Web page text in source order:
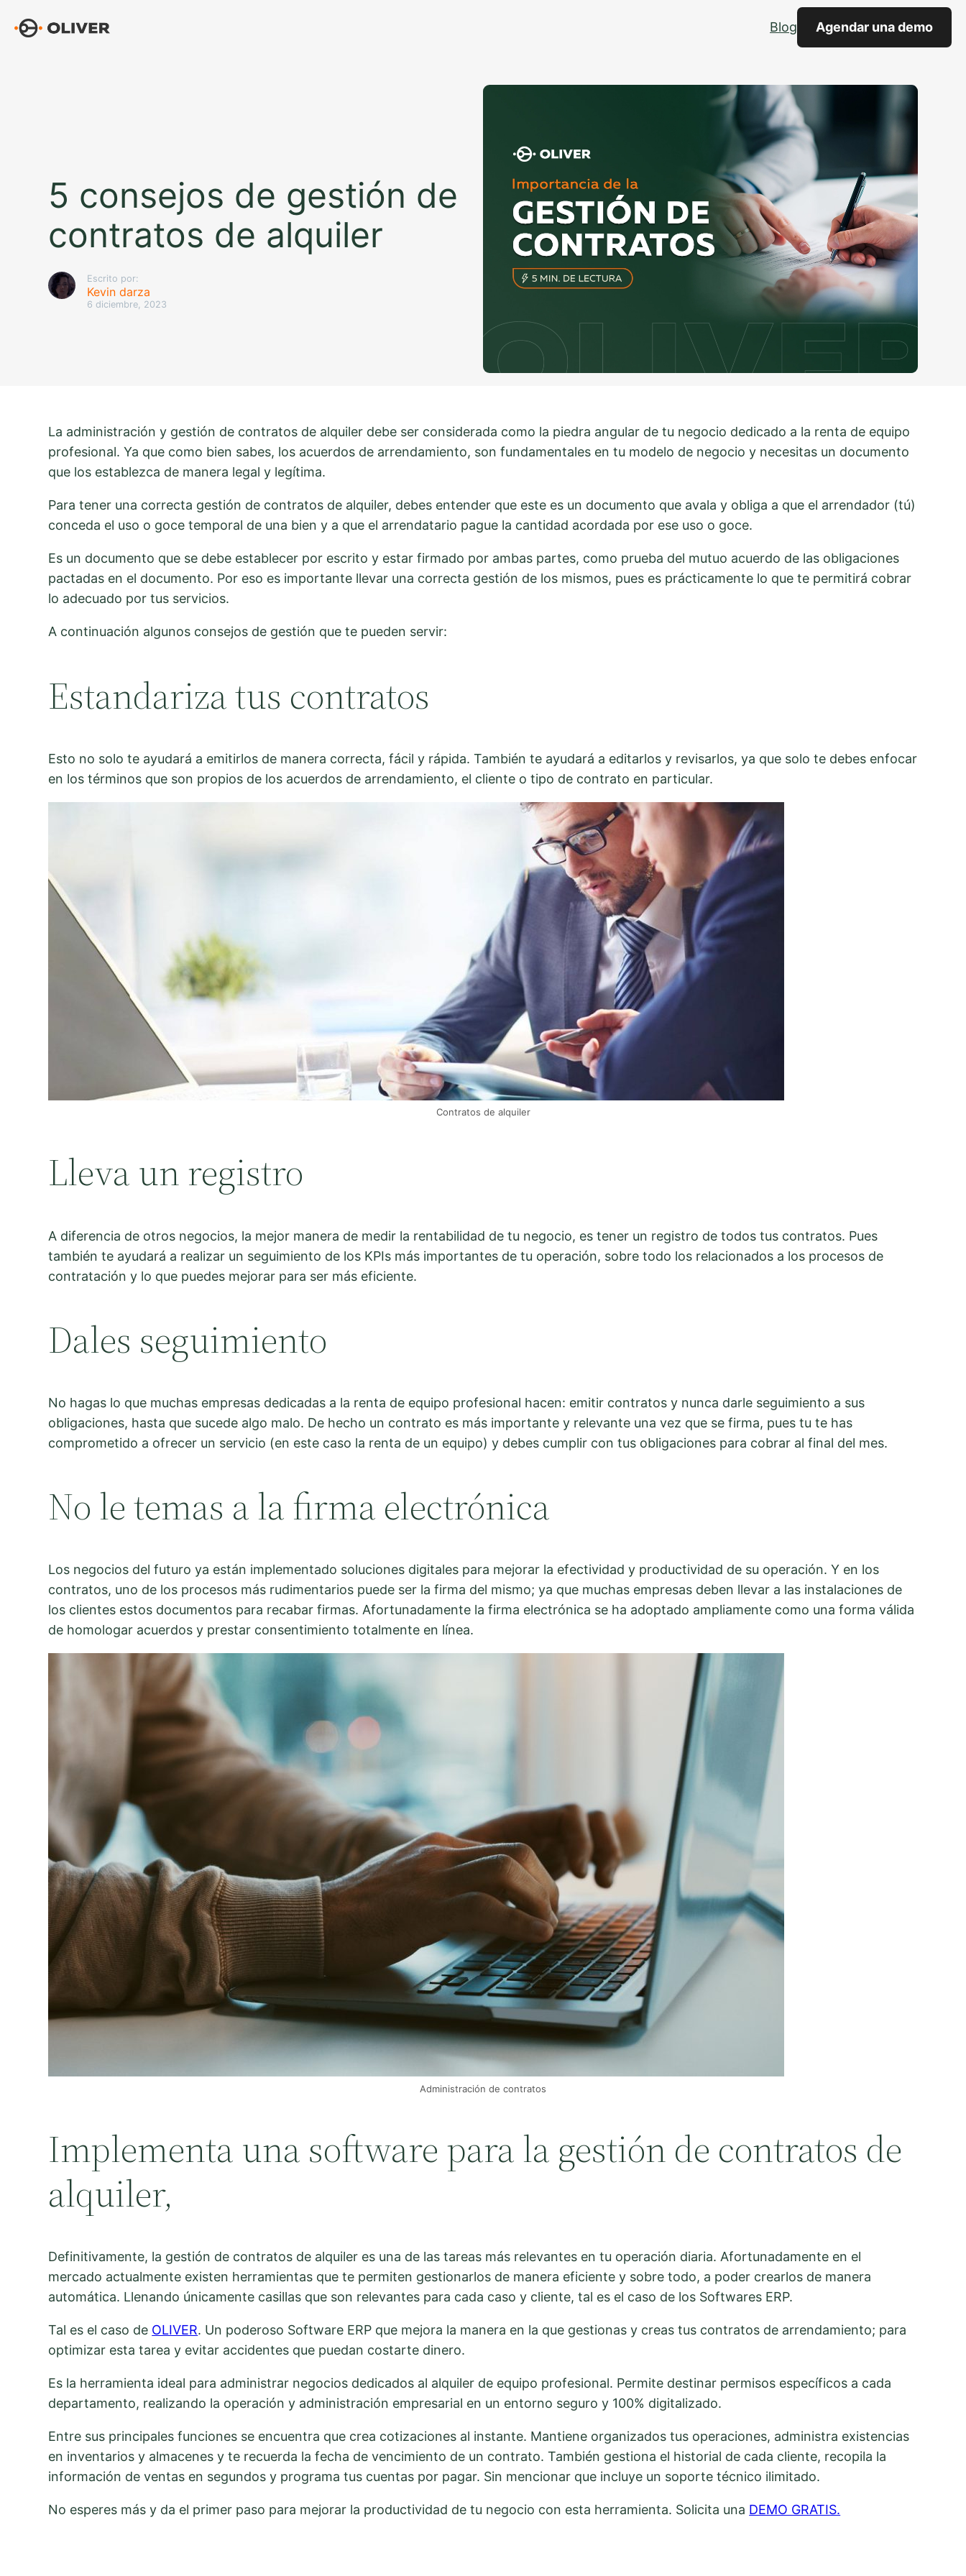
Blog Agendar una demo
5 consejos de gestión de
contratos de alquiler
Escrito por:
Kevin darza
6 diciembre, 2023
La administración y gestión de contratos de alquiler debe ser considerada como la piedra angular de tu negocio dedicado a la renta de equipo
profesional. Ya que como bien sabes, los acuerdos de arrendamiento, son fundamentales en tu modelo de negocio y necesitas un documento
que los establezca de manera legal y legítima.
Para tener una correcta gestión de contratos de alquiler, debes entender que este es un documento que avala y obliga a que el arrendador (tú)
conceda el uso o goce temporal de una bien y a que el arrendatario pague la cantidad acordada por ese uso o goce.
Es un documento que se debe establecer por escrito y estar firmado por ambas partes, como prueba del mutuo acuerdo de las obligaciones
pactadas en el documento. Por eso es importante llevar una correcta gestión de los mismos, pues es prácticamente lo que te permitirá cobrar
lo adecuado por tus servicios.
A continuación algunos consejos de gestión que te pueden servir:
Estandariza tus contratos
Esto no solo te ayudará a emitirlos de manera correcta, fácil y rápida. También te ayudará a editarlos y revisarlos, ya que solo te debes enfocar
en los términos que son propios de los acuerdos de arrendamiento, el cliente o tipo de contrato en particular.
Contratos de alquiler
Lleva un registro
A diferencia de otros negocios, la mejor manera de medir la rentabilidad de tu negocio, es tener un registro de todos tus contratos. Pues
también te ayudará a realizar un seguimiento de los KPIs más importantes de tu operación, sobre todo los relacionados a los procesos de
contratación y lo que puedes mejorar para ser más eficiente.
Dales seguimiento
No hagas lo que muchas empresas dedicadas a la renta de equipo profesional hacen: emitir contratos y nunca darle seguimiento a sus
obligaciones, hasta que sucede algo malo. De hecho un contrato es más importante y relevante una vez que se firma, pues tu te has
comprometido a ofrecer un servicio (en este caso la renta de un equipo) y debes cumplir con tus obligaciones para cobrar al final del mes.
No le temas a la firma electrónica
Los negocios del futuro ya están implementado soluciones digitales para mejorar la efectividad y productividad de su operación. Y en los
contratos, uno de los procesos más rudimentarios puede ser la firma del mismo; ya que muchas empresas deben llevar a las instalaciones de
los clientes estos documentos para recabar firmas. Afortunadamente la firma electrónica se ha adoptado ampliamente como una forma válida
de homologar acuerdos y prestar consentimiento totalmente en línea.
Administración de contratos
Implementa una software para la gestión de contratos de
alquiler,
Definitivamente, la gestión de contratos de alquiler es una de las tareas más relevantes en tu operación diaria. Afortunadamente en el
mercado actualmente existen herramientas que te permiten gestionarlos de manera eficiente y sobre todo, a poder crearlos de manera
automática. Llenando únicamente casillas que son relevantes para cada caso y cliente, tal es el caso de los Softwares ERP.
Tal es el caso de OLIVER. Un poderoso Software ERP que mejora la manera en la que gestionas y creas tus contratos de arrendamiento; para
optimizar esta tarea y evitar accidentes que puedan costarte dinero.
Es la herramienta ideal para administrar negocios dedicados al alquiler de equipo profesional. Permite destinar permisos específicos a cada
departamento, realizando la operación y administración empresarial en un entorno seguro y 100% digitalizado.
Entre sus principales funciones se encuentra que crea cotizaciones al instante. Mantiene organizados tus operaciones, administra existencias
en inventarios y almacenes y te recuerda la fecha de vencimiento de un contrato. También gestiona el historial de cada cliente, recopila la
información de ventas en segundos y programa tus cuentas por pagar. Sin mencionar que incluye un soporte técnico ilimitado.
No esperes más y da el primer paso para mejorar la productividad de tu negocio con esta herramienta. Solicita una DEMO GRATIS.